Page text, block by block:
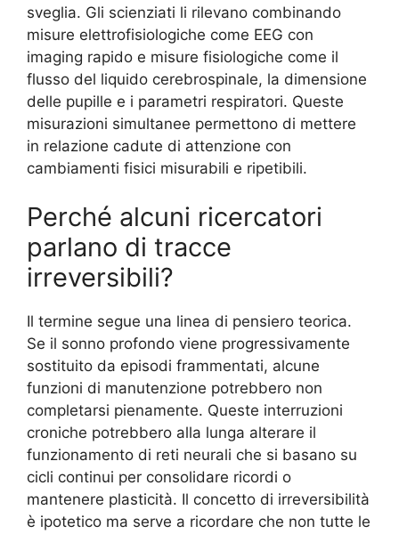
sveglia. Gli scienziati li rilevano combinando
misure elettrofisiologiche come EEG con
imaging rapido e misure fisiologiche come il
flusso del liquido cerebrospinale, la dimensione
delle pupille e i parametri respiratori. Queste
misurazioni simultanee permettono di mettere
in relazione cadute di attenzione con
cambiamenti fisici misurabili e ripetibili.
Perché alcuni ricercatori
parlano di tracce
irreversibili?
Il termine segue una linea di pensiero teorica.
Se il sonno profondo viene progressivamente
sostituito da episodi frammentati, alcune
funzioni di manutenzione potrebbero non
completarsi pienamente. Queste interruzioni
croniche potrebbero alla lunga alterare il
funzionamento di reti neurali che si basano su
cicli continui per consolidare ricordi o
mantenere plasticità. Il concetto di irreversibilità
è ipotetico ma serve a ricordare che non tutte le